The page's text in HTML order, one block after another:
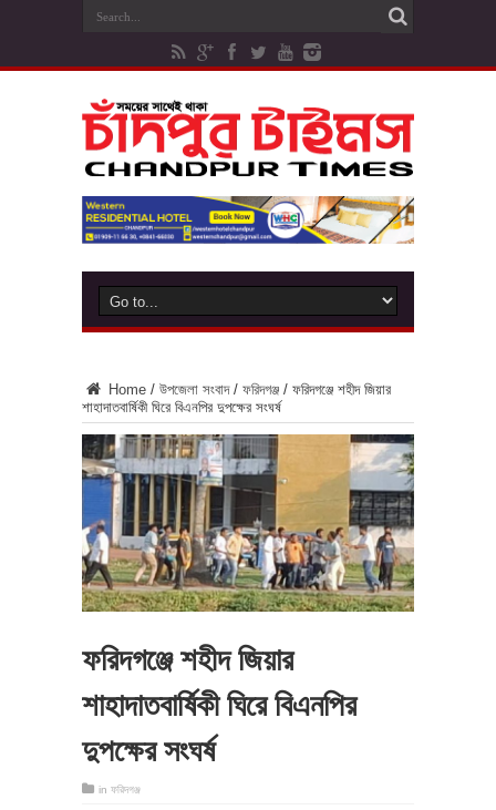
Home / উপজেলা সংবাদ / ফরিদগঞ্জ / ফরিদগঞ্জে শহীদ জিয়ার
শাহাদাতবার্ষিকী ঘিরে বিএনপির দুপক্ষের সংঘর্ষ
ফরিদগঞ্জে শহীদ জিয়ার
শাহাদাতবার্ষিকী ঘিরে বিএনপির
দুপক্ষের সংঘর্ষ
in ফরিদগঞ্জ